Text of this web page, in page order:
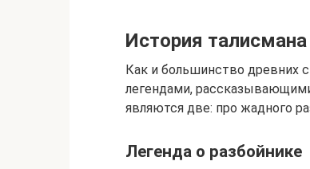
История
Как и большинство древних
легендами,
являются две: про жадного
Легенда о разбойнике